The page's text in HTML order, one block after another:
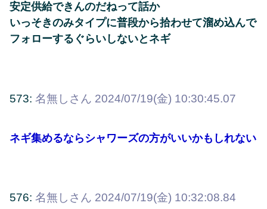
安定供給できんのだねって話か
いっそきのみタイプに普段から拾わせて溜め込んで
フォローするぐらいしないとネギ
573: 名無しさん 2024/07/19(金) 10:30:45.07
ネギ集めるならシャワーズの方がいいかもしれない
576: 名無しさん 2024/07/19(金) 10:32:08.84